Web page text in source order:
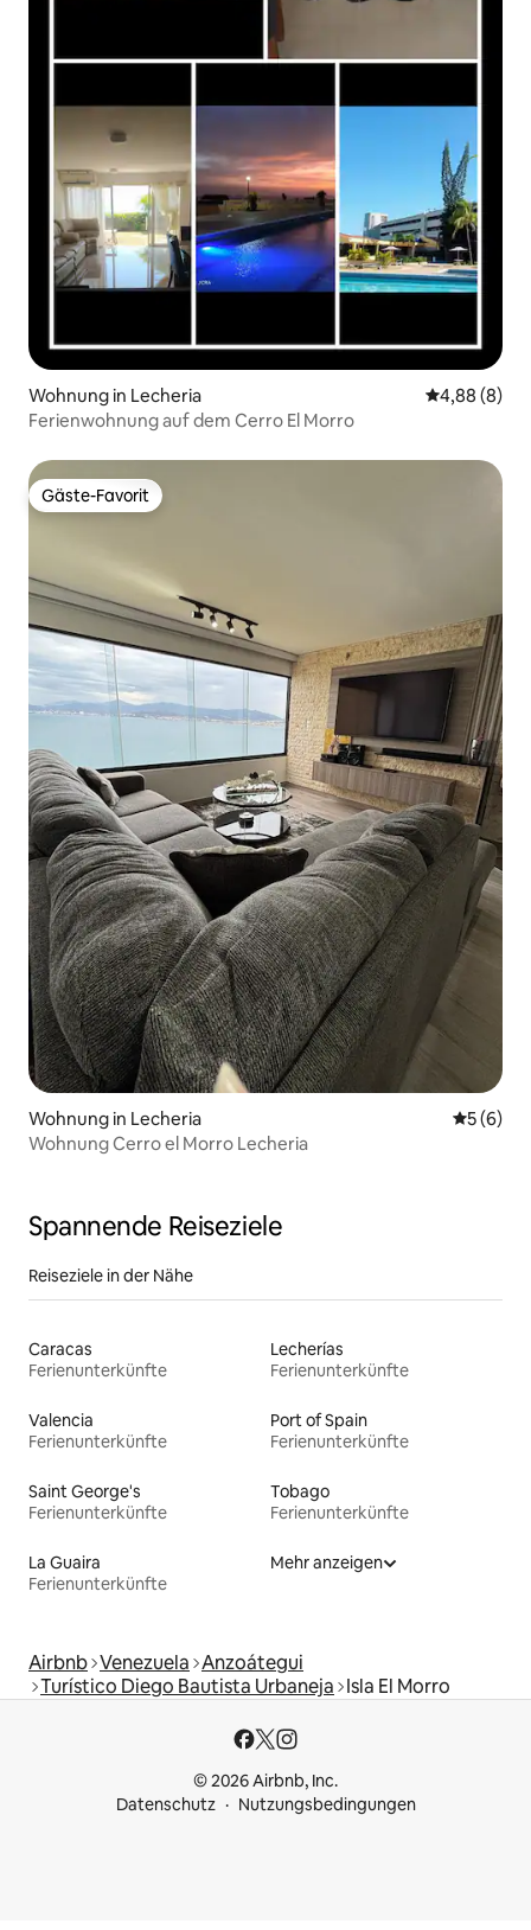
Wohnung in Lecheria
4,88 (8)
Ferienwohnung auf dem Cerro El Morro
Gäste-Favorit
Gäste-Favorit
Wohnung in Lecheria
5 (6)
Wohnung Cerro el Morro Lecheria
Spannende Reiseziele
Reiseziele in der Nähe
Caracas
Ferienunterkünfte
Lecherías
Ferienunterkünfte
Valencia
Ferienunterkünfte
Port of Spain
Ferienunterkünfte
Saint George's
Ferienunterkünfte
Tobago
Ferienunterkünfte
La Guaira
Ferienunterkünfte
Mehr anzeigen
Airbnb Venezuela Anzoátegui
Turístico Diego Bautista Urbaneja Isla El Morro
© 2026 Airbnb, Inc.
Datenschutz
Nutzungsbedingungen